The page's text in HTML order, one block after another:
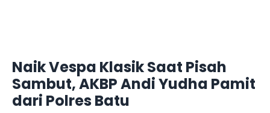
Naik Vespa Klasik Saat Pisah
Sambut, AKBP Andi Yudha Pamit
dari Polres Batu